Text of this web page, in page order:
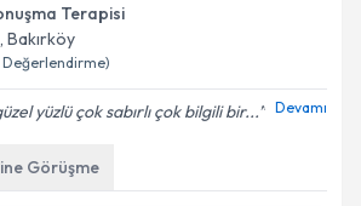
Terapisi
, Bakırköy
Değerlendirme)
yüzlü çok sabırlı çok bilgili bir... Devamı
Görüşme